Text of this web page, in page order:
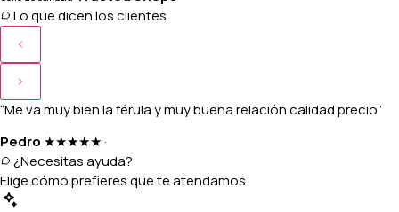
Lo que dicen los clientes
“Me va muy bien la férula y muy buena relación calidad precio”
Pedro ★★★★★ ·
¿Necesitas ayuda?
Elige cómo prefieres que te atendamos.